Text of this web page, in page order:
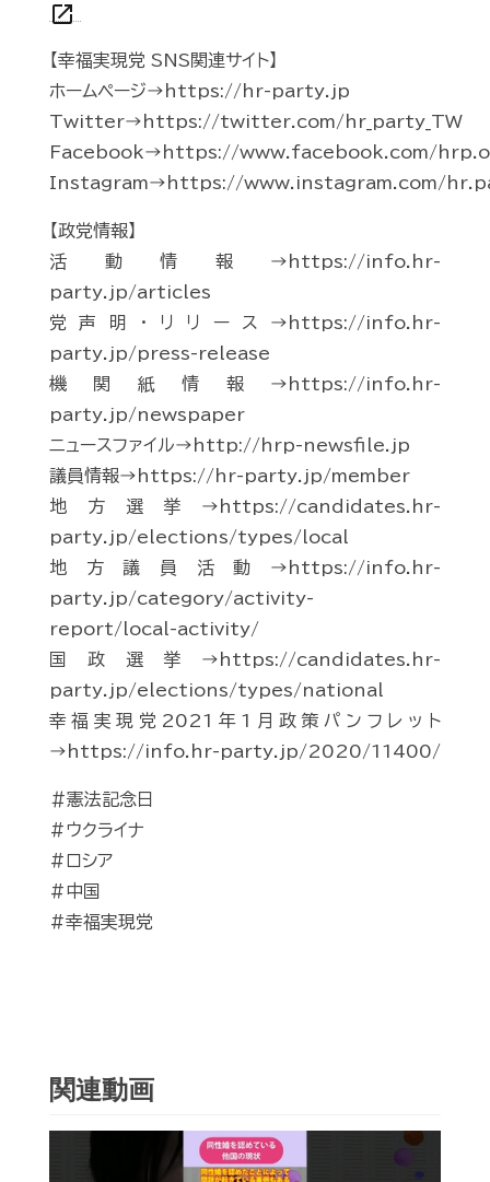
open_in_new
【幸福実現党 SNS関連サイト】
ホームページ→https://hr-party.jp
Twitter→https://twitter.com/hr_party_TW
Facebook→https://www.facebook.com/
Instagram→https://www.instagram.com/
【政党情報】
活動情報→https://info.hr-
party.jp/articles
党声明・リリース→https://info.hr-
party.jp/press-release
機関紙情報→https://info.hr-
party.jp/newspaper
ニュースファイル→http://hrp-newsfile.jp
議員情報→https://hr-party.jp/member
地方選挙→https://candidates.hr-
party.jp/elections/types/local
地方議員活動→https://info.hr-
party.jp/category/activity-
report/local-activity/
国政選挙→https://candidates.hr-
party.jp/elections/types/national
幸福実現党2021年1月政策パンフレット
→https://info.hr-party.jp/2020/11400/
＃憲法記念日
#ウクライナ
#ロシア
#中国
#幸福実現党
関連動画